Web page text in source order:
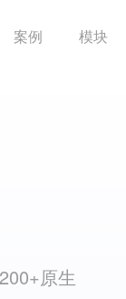
案例 模块
原生